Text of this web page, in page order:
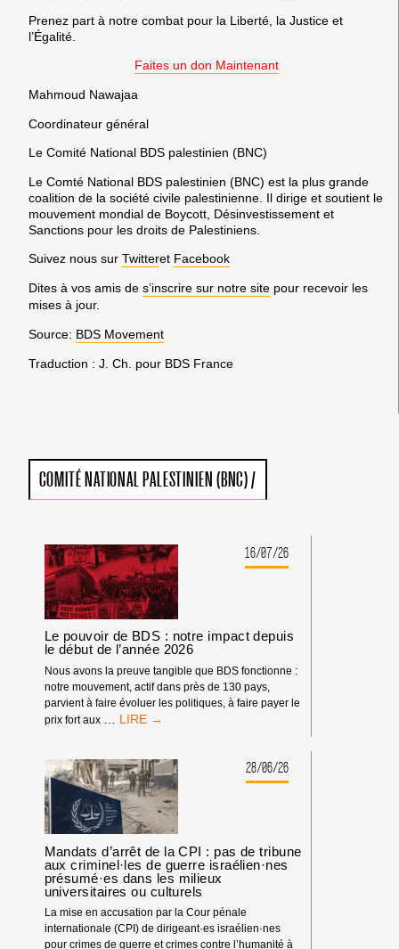
Prenez part à notre combat pour la Liberté, la Justice et
l’Égalité.
Faites un don Maintenant
Mahmoud Nawajaa
Coordinateur général
Le Comité National BDS palestinien (BNC)
Le Comté National BDS palestinien (BNC) est la plus grande
coalition de la société civile palestinienne. Il dirige et soutient le
mouvement mondial de Boycott, Désinvestissement et
Sanctions pour les droits de Palestiniens.
Suivez nous sur Twitteret Facebook
Dites à vos amis de s’inscrire sur notre site pour recevoir les
mises à jour.
Source: BDS Movement
Traduction : J. Ch. pour BDS France
COMITÉ NATIONAL PALESTINIEN (BNC)/
16/07/26
Le pouvoir de BDS : notre impact depuis
le début de l’année 2026
Nous avons la preuve tangible que BDS fonctionne :
notre mouvement, actif dans près de 130 pays,
parvient à faire évoluer les politiques, à faire payer le
prix fort aux
LE
BDS
:
NOTRE
IMPACT
DEPUIS
LE
DÉBUT
DE
L’ANNÉE
2026
28/06/26
Mandats d’arrêt de la CPI : pas de tribune
aux criminel·les de guerre israélien·nes
présumé·es dans les milieux
universitaires ou culturels
La mise en accusation par la Cour pénale
internationale (CPI) de dirigeant·es israélien·nes
pour crimes de guerre et crimes contre l’humanité à